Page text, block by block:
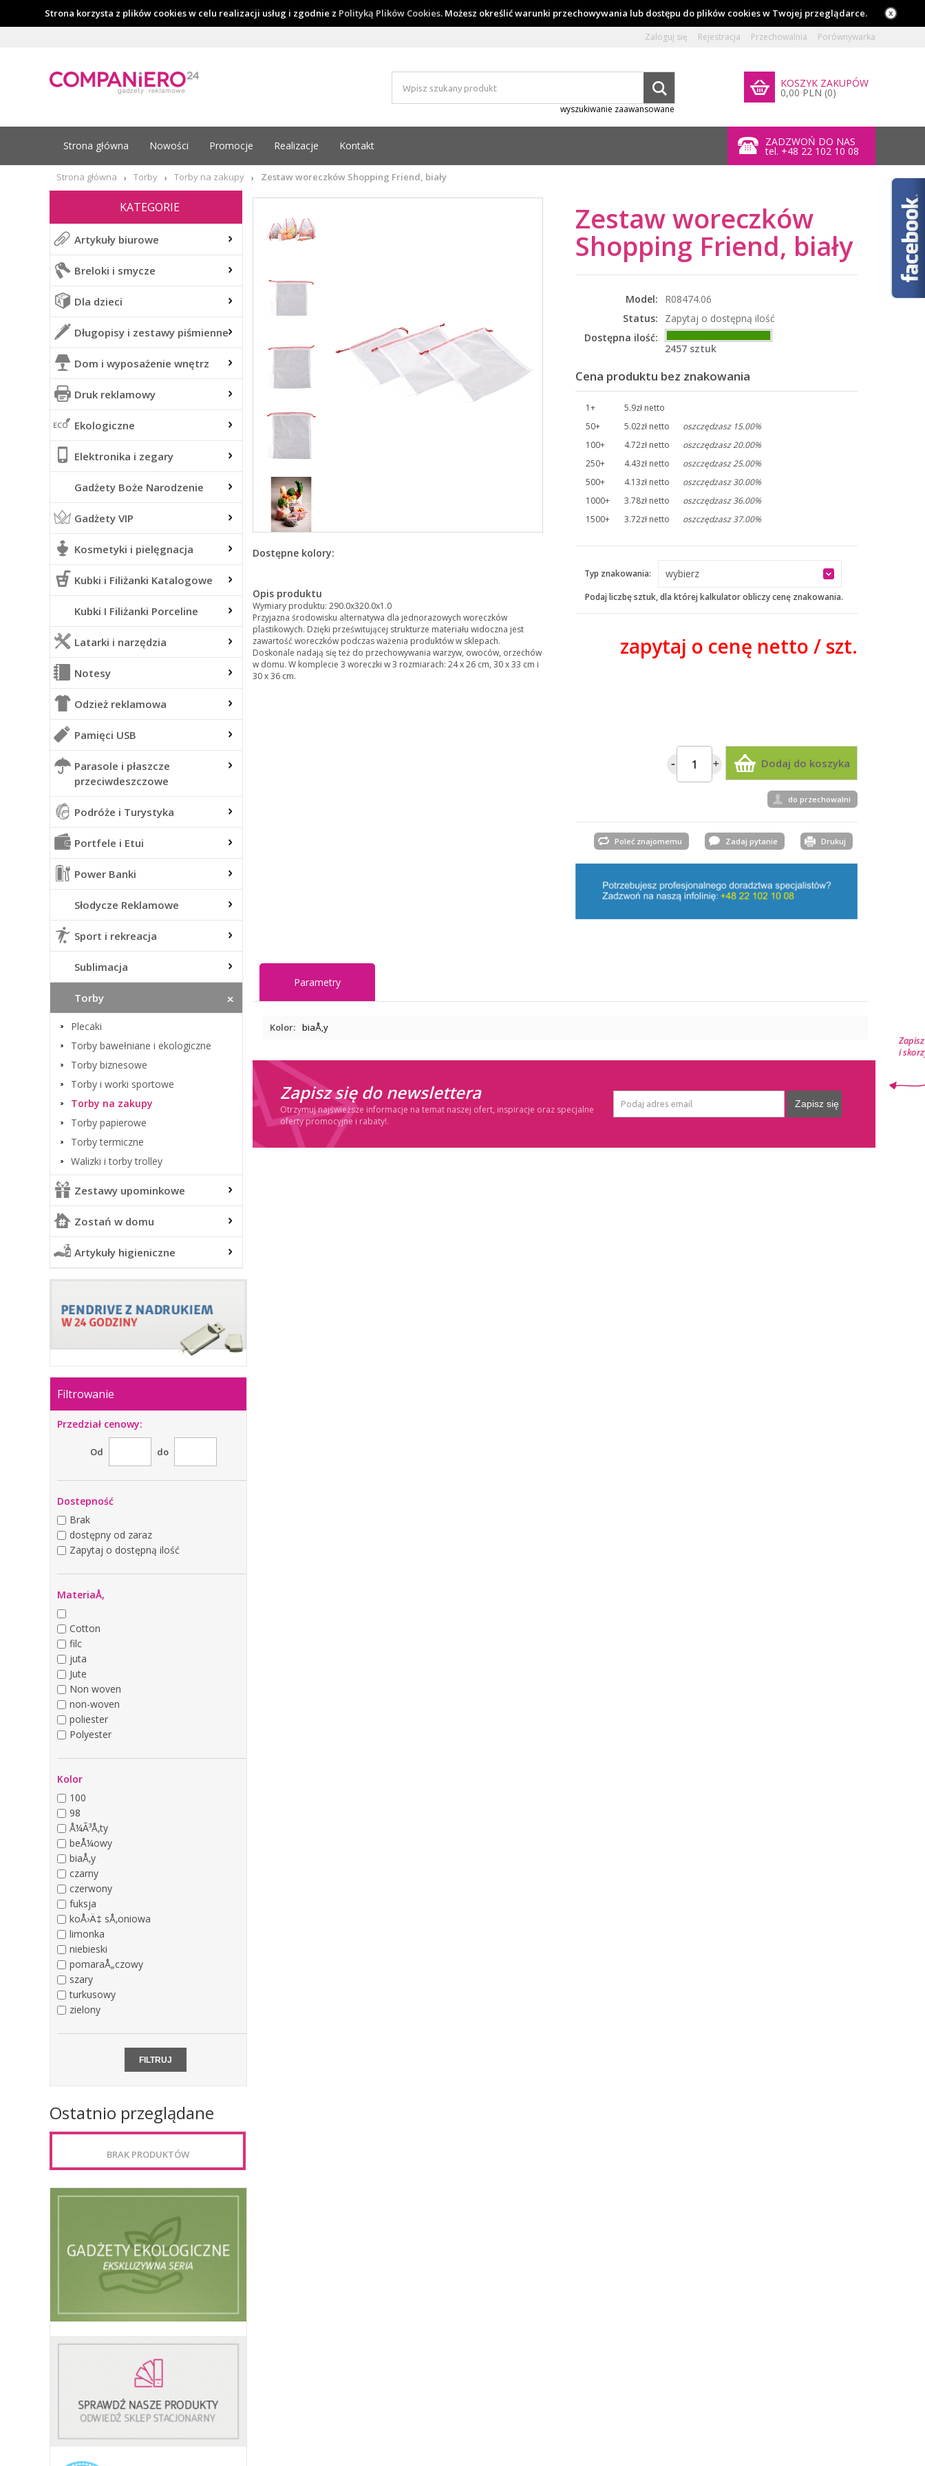
Strona korzysta z plików cookies w celu realizacji usług i zgodnie z Polityką Plików Cookies. Możesz określić warunki przechowywania lub dostępu do plików cookies w Twojej przeglądarce.
Zaloguj się Rejestracja Przechowalnia Porównywarka
KOSZYK ZAKUPÓW
0,00 PLN (0)
wyszukiwanie zaawansowane
Strona główna Nowości Promocje Realizacje Kontakt ZADZWOŃ DO NAS
tel. +48 22 102 10 08
Strona główna › Torby › Torby na zakupy › Zestaw woreczków Shopping Friend, biały
KATEGORIE
Artykuły biurowe
Breloki i smycze
Dla dzieci
Długopisy i zestawy piśmienne
Dom i wyposażenie wnętrz
Druk reklamowy
Ekologiczne
Elektronika i zegary
Gadżety Boże Narodzenie
Gadżety VIP
Kosmetyki i pielęgnacja
Kubki i Filiżanki Katalogowe
Kubki I Filiżanki Porceline
Latarki i narzędzia
Notesy
Odzież reklamowa
Pamięci USB
Parasole i płaszcze
przeciwdeszczowe
Podróże i Turystyka
Portfele i Etui
Power Banki
Słodycze Reklamowe
Sport i rekreacja
Sublimacja
Torby
Plecaki
Torby bawełniane i ekologiczne
Torby biznesowe
Torby i worki sportowe
Torby na zakupy
Torby papierowe
Torby termiczne
Walizki i torby trolley
Zestawy upominkowe
Zostań w domu
Artykuły higieniczne
Filtrowanie
Przedział cenowy:
Od do
Dostepność
Brak
dostępny od zaraz
Zapytaj o dostępną ilość
MateriaÅ‚
Cotton
filc
juta
Jute
Non woven
non-woven
poliester
Polyester
Kolor
100
98
Å¼Ã³Å‚ty
beÅ¼owy
biaÅ‚y
czarny
czerwony
fuksja
koÅ›Ä‡ sÅ‚oniowa
limonka
niebieski
pomaraÅ„czowy
szary
turkusowy
zielony
Ostatnio przeglądane
BRAK PRODUKTÓW
Dostępne kolory:
Opis produktu
Wymiary produktu: 290.0x320.0x1.0
Przyjazna środowisku alternatywa dla jednorazowych woreczków
plastikowych. Dzięki prześwitującej strukturze materiału widoczna jest
zawartość woreczków podczas ważenia produktów w sklepach.
Doskonale nadają się też do przechowywania warzyw, owoców, orzechów
w domu. W komplecie 3 woreczki w 3 rozmiarach: 24 x 26 cm, 30 x 33 cm i
30 x 36 cm.
Zestaw woreczków
Shopping Friend, biały
Model:
R08474.06
Status:
Zapytaj o dostępną ilość
Dostępna ilość:
2457 sztuk
Cena produktu bez znakowania
1+
5.9zł netto
50+
5.02zł netto
oszczędzasz 15.00%
100+
4.72zł netto
oszczędzasz 20.00%
250+
4.43zł netto
oszczędzasz 25.00%
500+
4.13zł netto
oszczędzasz 30.00%
1000+
3.78zł netto
oszczędzasz 36.00%
1500+
3.72zł netto oszczędzasz 37.00%
Typ znakowania: wybierz
Podaj liczbę sztuk, dla której kalkulator obliczy cenę znakowania.
zapytaj o cenę netto / szt.
Dodaj do koszyka
do przechowalni
Poleć znajomemu Zadaj pytanie Drukuj
Parametry
Kolor: biaÅ‚y
Zapisz się do newslettera
Otrzymuj najświeższe informacje na temat naszej ofert, inspiracje oraz specjalne
oferty promocyjne i rabaty!.